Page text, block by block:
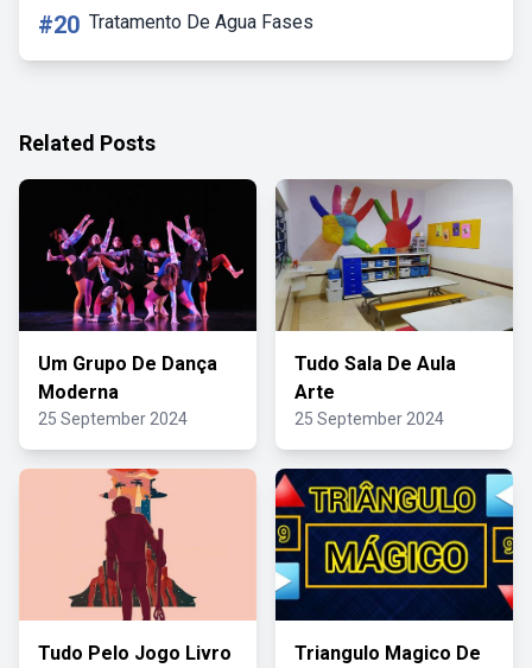
#20 Tratamento De Agua Fases
Related Posts
Um Grupo De Dança
Moderna
25 September 2024
Tudo Sala De Aula
Arte
25 September 2024
Tudo Pelo Jogo Livro Triangulo Magico De